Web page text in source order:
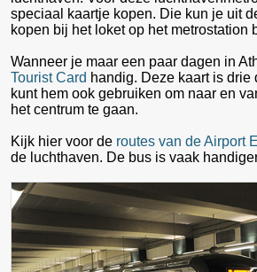
speciaal kaartje kopen. Die kun je uit
kopen bij het loket op het metrostation
Wanneer je maar een paar dagen in
Tourist Card handig. Deze kaart is
kunt hem ook gebruiken om naar en
het centrum te gaan.
Kijk hier voor de routes van de Airport
de luchthaven. De bus is vaak